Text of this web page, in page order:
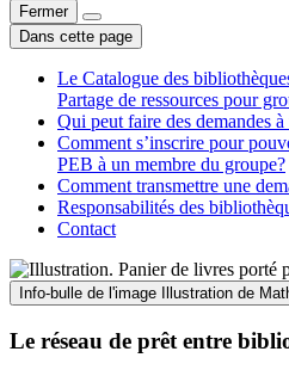
Fermer
Dans cette page
Le Catalogue des
Partage de ressources pour
Qui peut faire des demandes
Comment s’inscrire pour
PEB à un membre du groupe?
Comment transmettre une
Responsabilités des
Contact
Info-bulle de l'image Illustration de
Le réseau de prêt entre